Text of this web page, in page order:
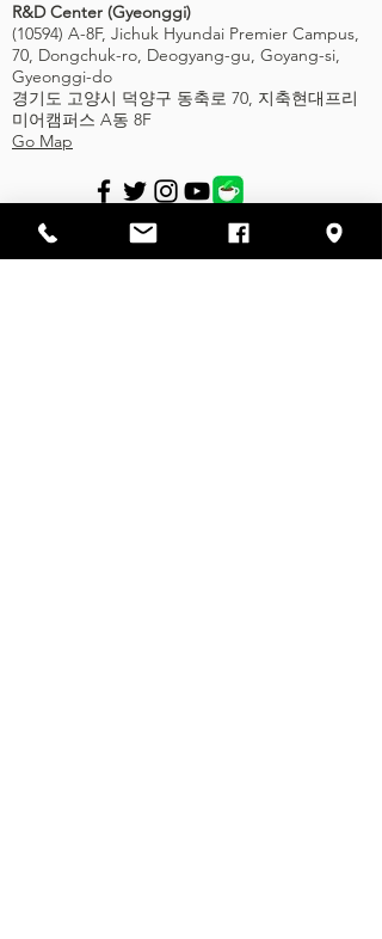
R&D Center (Gyeonggi)
(10594) A-8F, Jichuk Hyundai Premier Campus,
70, Dongchuk-ro, Deogyang-gu, Goyang-si,
Gyeonggi-do
경기도 고양시 덕양구 동축로 70, 지축현대프리
미어캠퍼스 A동 8F
Go Map